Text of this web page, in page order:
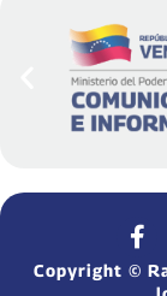
Copyright ©